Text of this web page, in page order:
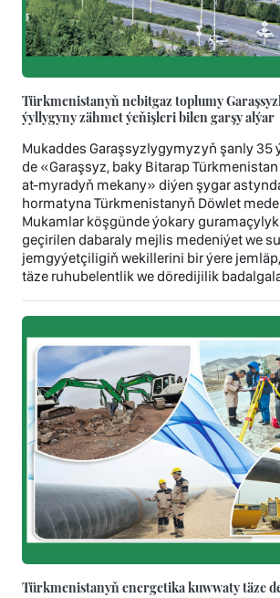
Türkmenistanyň nebitgaz toplumy
ýyllygyny zähmet ýeňişleri bilen garşy alýar
Mukaddes Garaşsyzlygymyzyň şanly 35
de «Garaşsyz, baky Bitarap
at-myradyň mekany» diýen şygar
hormatyna Türkmenistanyň Döwlet
Mukamlar köşgünde ýokary
geçirilen dabaraly mejlis medeniýet we
jemgyýetçiligiň wekillerini bir ýere
täze ruhubelentlik we döredijilik
Türkmenistanyň energetika kuwwaty täze